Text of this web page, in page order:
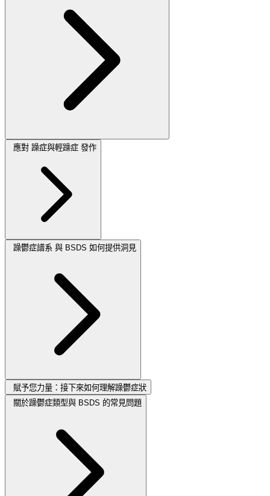
應對 躁症與輕躁症 發作
躁鬱症譜系 與 BSDS 如何提供洞見
賦予您力量：接下來如何理解躁鬱症狀
關於躁鬱症類型與 BSDS 的常見問題